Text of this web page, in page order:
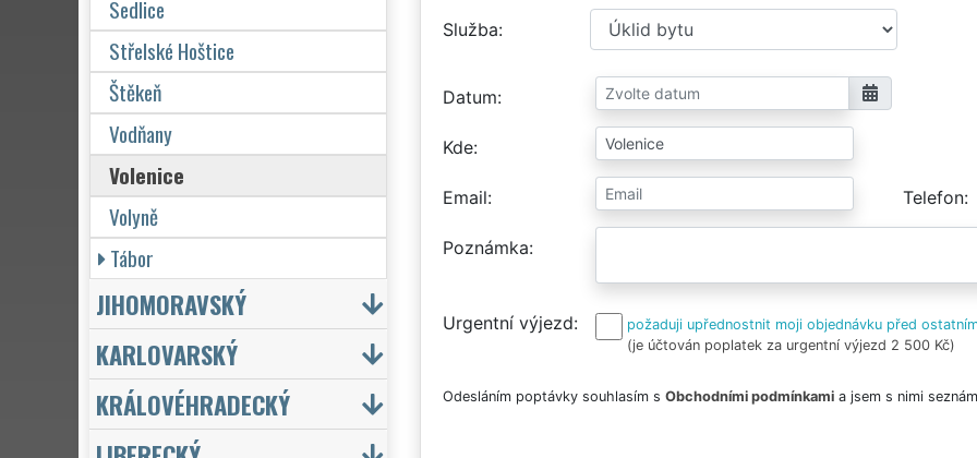
Služba
Datum
Kde
Email Telefon
Poznámka
Urgentní výjezd
požaduji upřednostnit moji objednávku před
(je účtován poplatek za urgentní výjezd 2 500 Kč)
Odesláním poptávky souhlasím s Obchodními podmínkamia jsem s nimi
Sedlice
Střelské Hoštice
Štěkeň
Vodňany
Volenice
Volyně
Tábor
JIHOMORAVSKÝ
KARLOVARSKÝ
KRÁLOVÉHRADECKÝ